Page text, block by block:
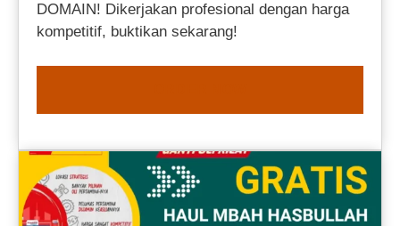
DOMAIN! Dikerjakan profesional dengan harga
kompetitif, buktikan sekarang!